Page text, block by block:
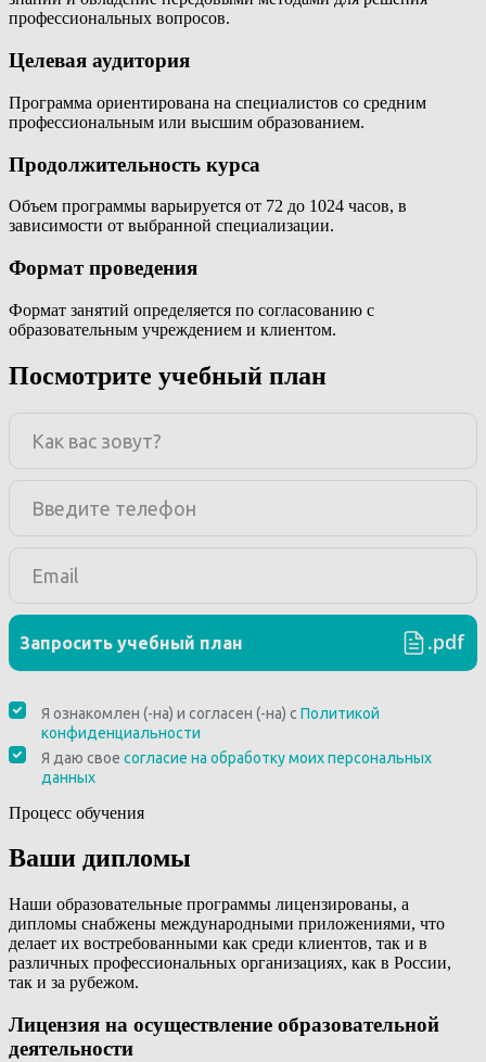
профессиональных вопросов.
Целевая аудитория
Программа ориентирована на специалистов со средним
профессиональным или высшим образованием.
Продолжительность курса
Объем программы варьируется от 72 до 1024 часов, в
зависимости от выбранной специализации.
Формат проведения
Формат занятий определяется по согласованию с
образовательным учреждением и клиентом.
Посмотрите учебный план
Процесс обучения
Ваши дипломы
Наши образовательные программы лицензированы, а
дипломы снабжены международными приложениями, что
делает их востребованными как среди клиентов, так и в
различных профессиональных организациях, как в России,
так и за рубежом.
Лицензия на осуществление образовательной
деятельности